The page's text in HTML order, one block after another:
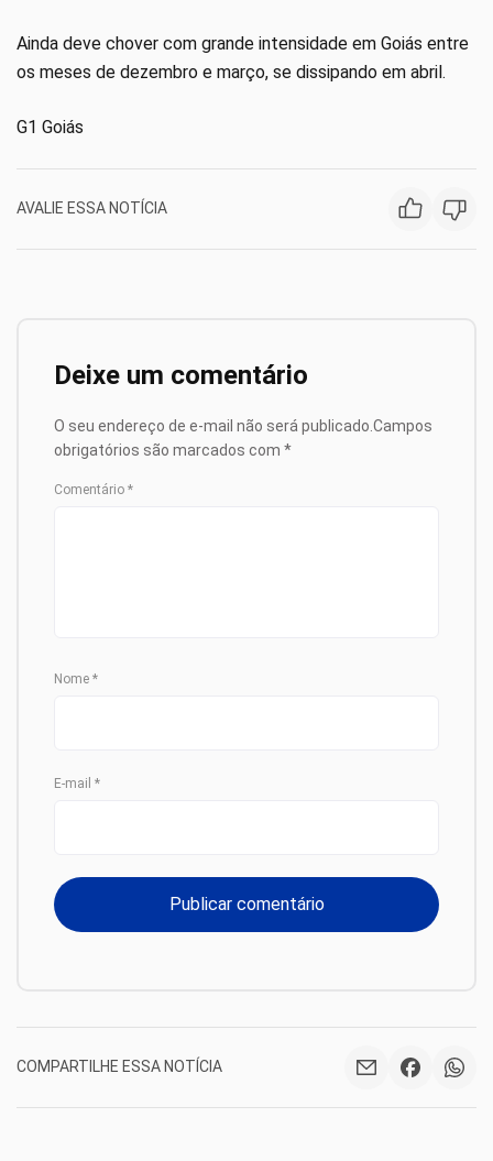
Ainda deve chover com grande intensidade em Goiás entre
os meses de dezembro e março, se dissipando em abril.
G1 Goiás
AVALIE ESSA NOTÍCIA
Deixe um comentário
O seu endereço de e-mail não será publicado. Campos
obrigatórios são marcados com *
Comentário *
Nome *
E-mail *
COMPARTILHE ESSA NOTÍCIA